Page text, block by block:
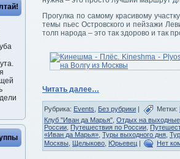
Прогулка по самому красивому
темы пьес Островского и пейзажи
толп народа – это так здорово и так
Читать далее…
Рубрика: Events Без рубрики | Метки:
Клуб "Иван да Марья" Отдых на выходные
России
Путешествия по России
«Иван да Марья» Туры выходного дня
Москвы Щелыково Юрьевец | Нет